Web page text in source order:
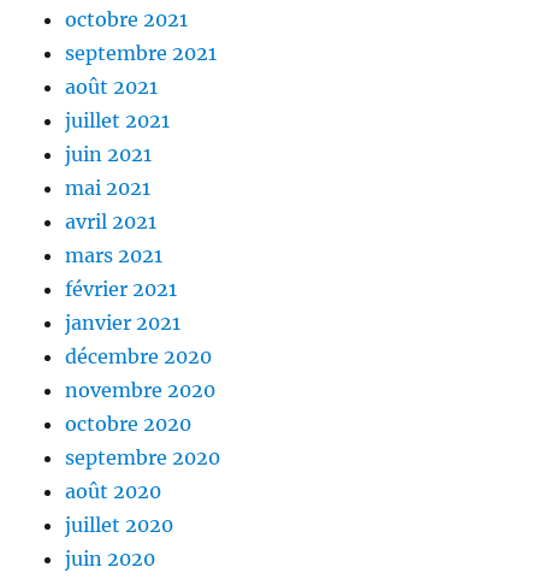
octobre 2021
septembre 2021
août 2021
juillet 2021
juin 2021
mai 2021
avril 2021
mars 2021
février 2021
janvier 2021
décembre 2020
novembre 2020
octobre 2020
septembre 2020
août 2020
juillet 2020
juin 2020